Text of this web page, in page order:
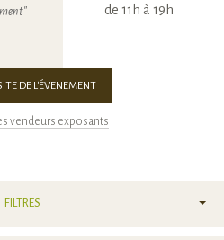
de 11h à 19h
DE L'ÉVENEMENT
vendeurs exposants
FILTRES